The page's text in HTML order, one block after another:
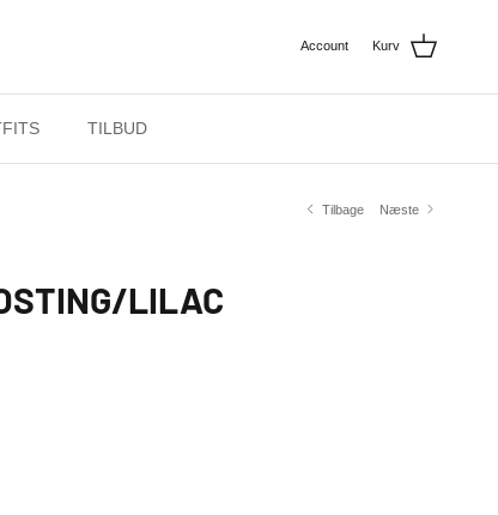
Account Kurv
TILBUD
Tilbage Næste
LILAC